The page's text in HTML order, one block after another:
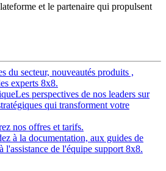
et le partenaire qui propulsent
du secteur, nouveautés produits ,
experts 8x8.
Les perspectives de nos leaders sur
qui transforment votre
nos offres et tarifs.
à la documentation, aux guides de
l'assistance de l'équipe support 8x8.